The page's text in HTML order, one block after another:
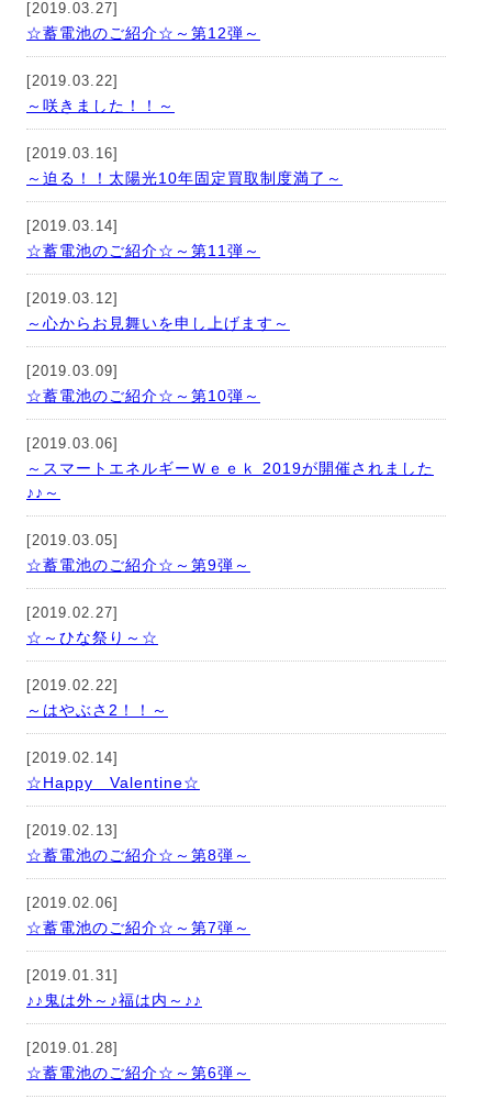
[2019.03.27]
☆蓄電池のご紹介☆～第12弾～
[2019.03.22]
～咲きました！！～
[2019.03.16]
～迫る！！太陽光10年固定買取制度満了～
[2019.03.14]
☆蓄電池のご紹介☆～第11弾～
[2019.03.12]
～心からお見舞いを申し上げます～
[2019.03.09]
☆蓄電池のご紹介☆～第10弾～
[2019.03.06]
～スマートエネルギーＷｅｅｋ 2019が開催されました
♪♪～
[2019.03.05]
☆蓄電池のご紹介☆～第9弾～
[2019.02.27]
☆～ひな祭り～☆
[2019.02.22]
～はやぶさ2！！～
[2019.02.14]
☆Happy Valentine☆
[2019.02.13]
☆蓄電池のご紹介☆～第8弾～
[2019.02.06]
☆蓄電池のご紹介☆～第7弾～
[2019.01.31]
♪♪鬼は外～♪福は内～♪♪
[2019.01.28]
☆蓄電池のご紹介☆～第6弾～